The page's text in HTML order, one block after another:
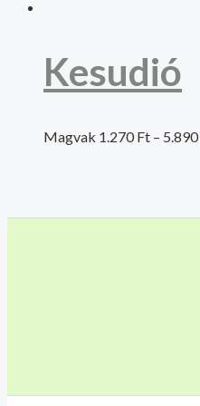
Kesudió
Magvak 1.270Ft – 5.890